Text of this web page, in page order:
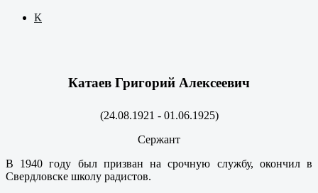
К
Катаев Григорий Алексеевич
(24.08.1921 - 01.06.1925)
Сержант
В 1940 году был призван на срочную службу, окончил в
Свердловске школу радистов.